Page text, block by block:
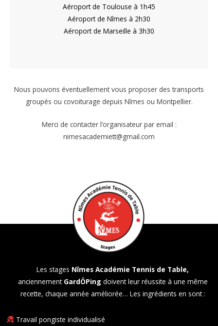
Aéroport de Toulouse à 1h45
Aéroport de Nîmes à 2h30
Aéroport de Marseille à 3h30
Nous pouvons éventuellement vous proposer des transports
groupés ou covoiturage depuis Nîmes ou Montpellier.
Merci de contacter l’organisateur par email :
nimesacademiett@gmail.com
Les stages Nîmes Académie Tennis de Table,
anciennement GardÔPing doivent leur réussite à une même
recette, chaque année améliorée… Les ingrédients en sont :
Travail pongiste individualisé​